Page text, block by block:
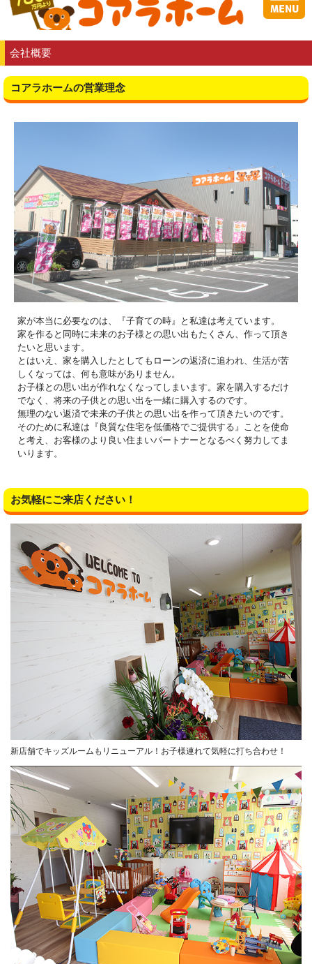
会社概要
コアラホームの営業理念
家が本当に必要なのは、『子育ての時』と私達は考えています。
家を作ると同時に未来のお子様との思い出もたくさん、作って頂き
たいと思います。
とはいえ、家を購入したとしてもローンの返済に追われ、生活が苦
しくなっては、何も意味がありません。
お子様との思い出が作れなくなってしまいます。家を購入するだけ
でなく、将来の子供との思い出を一緒に購入するのです。
無理のない返済で未来の子供との思い出を作って頂きたいのです。
そのために私達は『良質な住宅を低価格でご提供する』ことを使命
と考え、お客様のより良い住まいパートナーとなるべく努力してま
いります。
お気軽にご来店ください！
新店舗でキッズルームもリニューアル！お子様連れて気軽に打ち合わせ！